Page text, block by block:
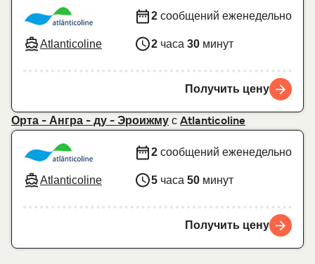
Atlanticoline
2 сообщений еженедельно
2 часа 30 минут
Получить цену
Орта - Ангра - ду - Эроижму с Atlanticoline
Atlanticoline
2 сообщений еженедельно
5 часа 50 минут
Получить цену